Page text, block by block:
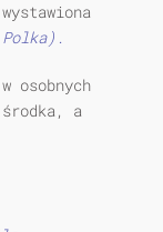
osobnych
a